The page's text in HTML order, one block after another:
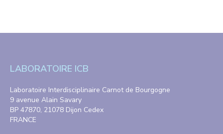
LABORATOIRE ICB
Laboratoire Interdisciplinaire Carnot de Bourgogne
9 avenue Alain Savary
BP 47870, 21078 Dijon Cedex
FRANCE